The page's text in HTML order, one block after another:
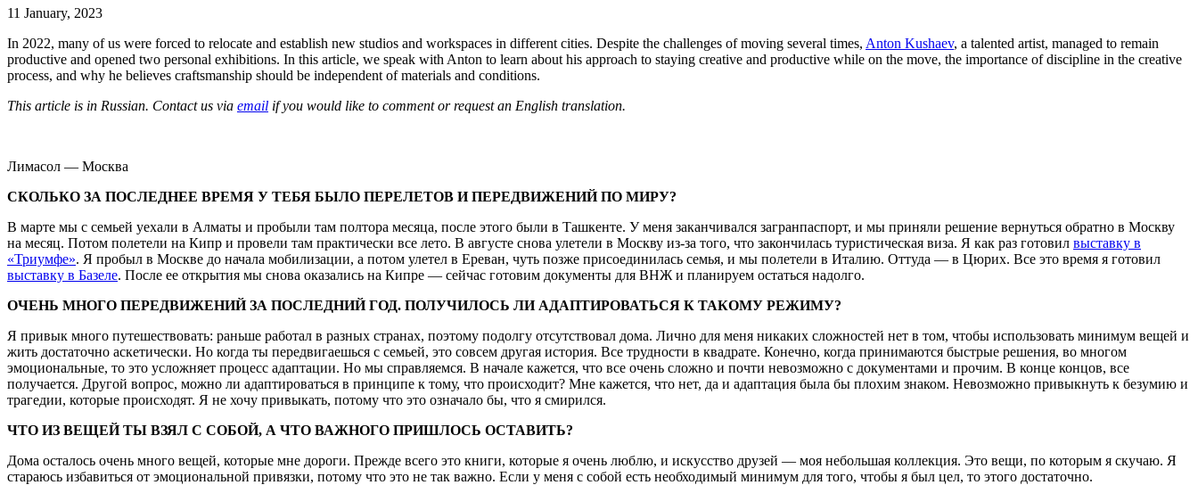
11 January, 2023
In 2022, many of us were forced to relocate and establish new studios and workspaces in different cities. Despite the challenges of moving several times, Anton Kushaev, a talented artist, managed to remain
productive and opened two personal exhibitions. In this article, we speak with Anton to learn about his approach to staying creative and productive while on the move, the importance of discipline in the creative
process, and why he believes craftsmanship should be independent of materials and conditions.
This article is in Russian. Contact us via email if you would like to comment or request an English translation.
Лимасол — Москва
СКОЛЬКО ЗА ПОСЛЕДНЕЕ ВРЕМЯ У ТЕБЯ БЫЛО ПЕРЕЛЕТОВ И ПЕРЕДВИЖЕНИЙ ПО МИРУ?
В марте мы с семьей уехали в Алматы и пробыли там полтора месяца, после этого были в Ташкенте. У меня заканчивался загранпаспорт, и мы приняли решение вернуться обратно в Москву
на месяц. Потом полетели на Кипр и провели там практически все лето. В августе снова улетели в Москву из-за того, что закончилась туристическая виза. Я как раз готовил выставку в
«Триумфе». Я пробыл в Москве до начала мобилизации, а потом улетел в Ереван, чуть позже присоединилась семья, и мы полетели в Италию. Оттуда — в Цюрих. Все это время я готовил
выставку в Базеле. После ее открытия мы снова оказались на Кипре — сейчас готовим документы для ВНЖ и планируем остаться надолго.
ОЧЕНЬ МНОГО ПЕРЕДВИЖЕНИЙ ЗА ПОСЛЕДНИЙ ГОД. ПОЛУЧИЛОСЬ ЛИ АДАПТИРОВАТЬСЯ К ТАКОМУ РЕЖИМУ?
Я привык много путешествовать: раньше работал в разных странах, поэтому подолгу отсутствовал дома. Лично для меня никаких сложностей нет в том, чтобы использовать минимум вещей и
жить достаточно аскетически. Но когда ты передвигаешься с семьей, это совсем другая история. Все трудности в квадрате. Конечно, когда принимаются быстрые решения, во многом
эмоциональные, то это усложняет процесс адаптации. Но мы справляемся. В начале кажется, что все очень сложно и почти невозможно с документами и прочим. В конце концов, все
получается. Другой вопрос, можно ли адаптироваться в принципе к тому, что происходит? Мне кажется, что нет, да и адаптация была бы плохим знаком. Невозможно привыкнуть к безумию и
трагедии, которые происходят. Я не хочу привыкать, потому что это означало бы, что я смирился.
ЧТО ИЗ ВЕЩЕЙ ТЫ ВЗЯЛ С СОБОЙ, А ЧТО ВАЖНОГО ПРИШЛОСЬ ОСТАВИТЬ?
Дома осталось очень много вещей, которые мне дороги. Прежде всего это книги, которые я очень люблю, и искусство друзей — моя небольшая коллекция. Это вещи, по которым я скучаю. Я
стараюсь избавиться от эмоциональной привязки, потому что это не так важно. Если у меня с собой есть необходимый минимум для того, чтобы я был цел, то этого достаточно.